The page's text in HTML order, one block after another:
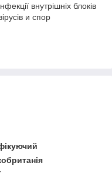
внутрішніх блоків
и спор